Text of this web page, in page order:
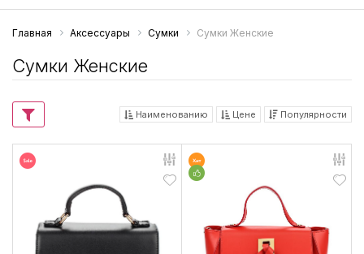
Главная Аксессуары Сумки Сумки Женские
Сумки Женские
Наименованию Цене Популярности